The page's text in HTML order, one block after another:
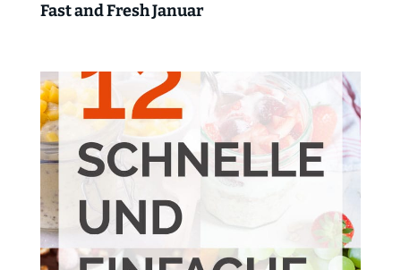
Fast and Fresh Januar